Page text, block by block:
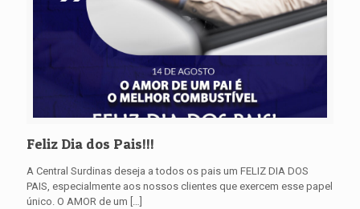
Feliz Dia dos Pais!!!
A Central Surdinas deseja a todos os pais um FELIZ DIA DOS
PAIS, especialmente aos nossos clientes que exercem esse papel
único. O AMOR de um